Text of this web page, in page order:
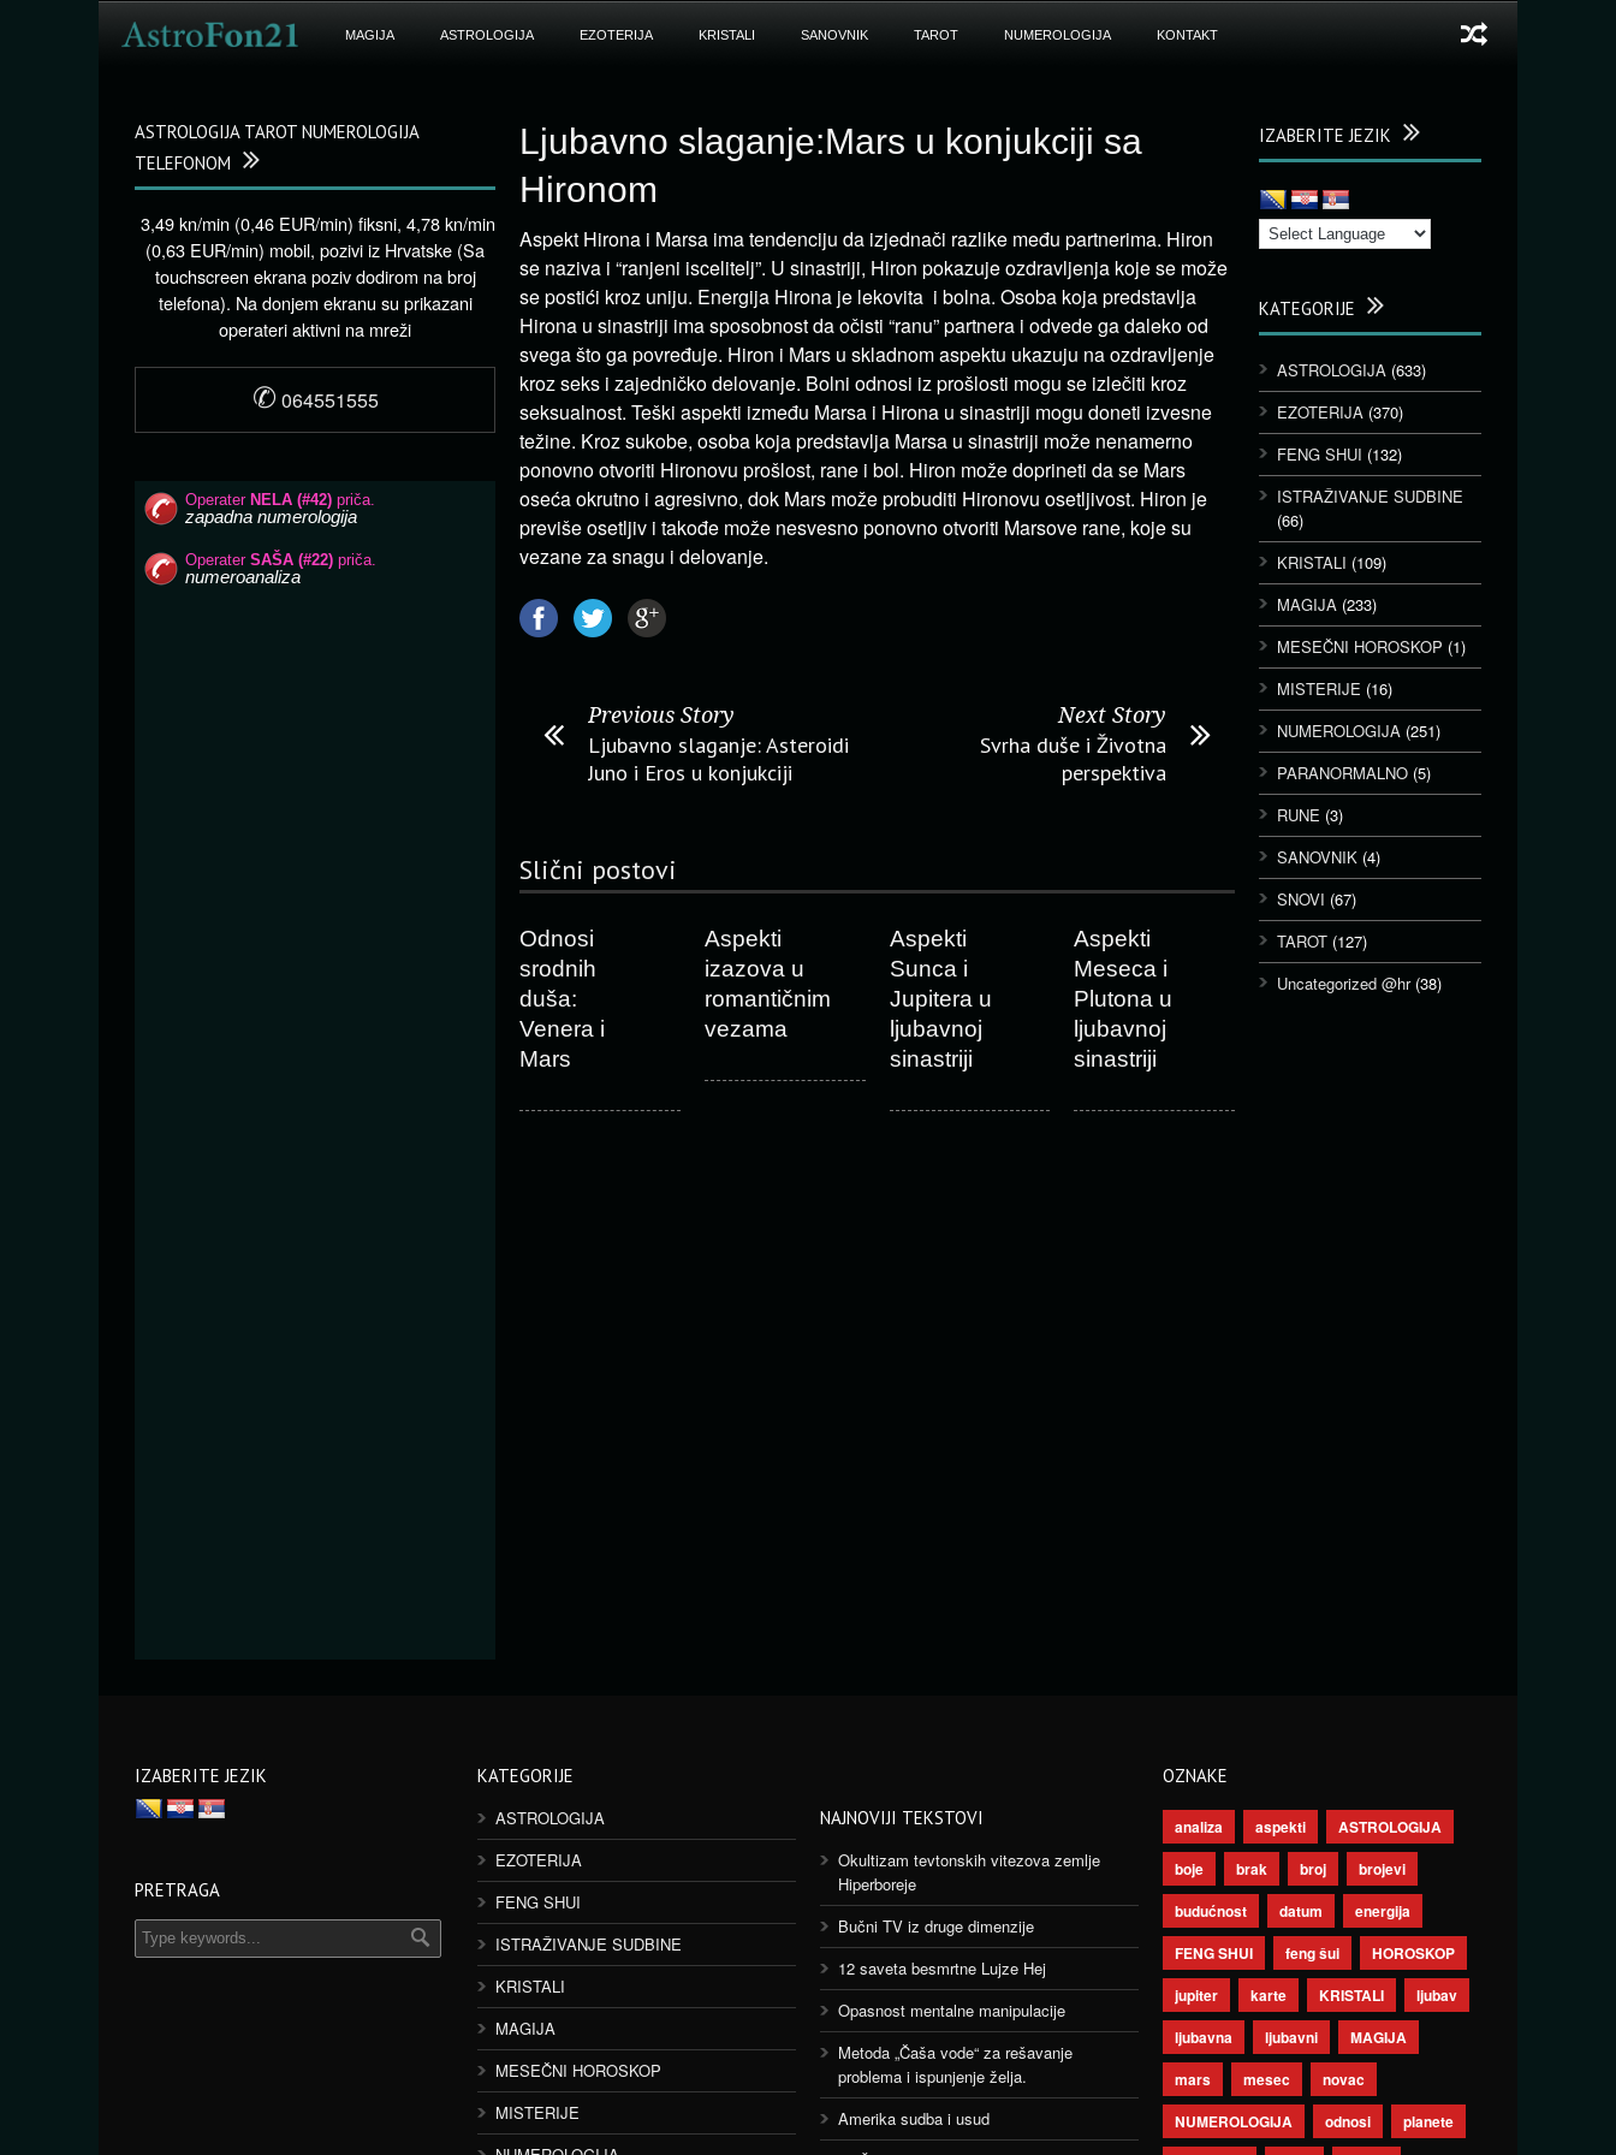
MAGIJA ASTROLOGIJA EZOTERIJA KRISTALI SANOVNIK TAROT NUMEROLOGIJA KONTAKT
Ljubavno slaganje:Mars u konjukciji sa
Hironom
Aspekt Hirona i Marsa ima tendenciju da izjednači razlike među partnerima. Hiron
se naziva i “ranjeni iscelitelj”. U sinastriji, Hiron pokazuje ozdravljenja koje se može
se postići kroz uniju. Energija Hirona je lekovita i bolna. Osoba koja predstavlja
Hirona u sinastriji ima sposobnost da očisti “ranu” partnera i odvede ga daleko od
svega što ga povređuje. Hiron i Mars u skladnom aspektu ukazuju na ozdravljenje
kroz seks i zajedničko delovanje. Bolni odnosi iz prošlosti mogu se izlečiti kroz
seksualnost. Teški aspekti između Marsa i Hirona u sinastriji mogu doneti izvesne
težine. Kroz sukobe, osoba koja predstavlja Marsa u sinastriji može nenamerno
ponovno otvoriti Hironovu prošlost, rane i bol. Hiron može doprineti da se Mars
oseća okrutno i agresivno, dok Mars može probuditi Hironovu osetljivost. Hiron je
previše osetljiv i takođe može nesvesno ponovno otvoriti Marsove rane, koje su
vezane za snagu i delovanje.
Previous Story
Ljubavno slaganje: Asteroidi
Juno i Eros u konjukciji
Next Story
Svrha duše i Životna
perspektiva
Slični postovi
Odnosi
srodnih
duša:
Venera i
Mars
Aspekti
izazova u
romantičnim
vezama
Aspekti
Sunca i
Jupitera u
ljubavnoj
sinastriji
Aspekti
Meseca i
Plutona u
ljubavnoj
sinastriji
IZABERITE JEZIK
KATEGORIJE
ASTROLOGIJA (633)
EZOTERIJA (370)
FENG SHUI (132)
ISTRAŽIVANJE SUDBINE
(66)
KRISTALI (109)
MAGIJA (233)
MESEČNI HOROSKOP (1)
MISTERIJE (16)
NUMEROLOGIJA (251)
PARANORMALNO (5)
RUNE (3)
SANOVNIK (4)
SNOVI (67)
TAROT (127)
Uncategorized @hr(38)
ASTROLOGIJA TAROT NUMEROLOGIJA
TELEFONOM
3,49 kn/min (0,46 EUR/min) fiksni, 4,78 kn/min
(0,63 EUR/min) mobil, pozivi iz Hrvatske (Sa
touchscreen ekrana poziv dodirom na broj
telefona). Na donjem ekranu su prikazani
operateri aktivni na mreži
✆ 064551555
IZABERITE JEZIK
PRETRAGA
KATEGORIJE
ASTROLOGIJA
EZOTERIJA
FENG SHUI
ISTRAŽIVANJE SUDBINE
KRISTALI
MAGIJA
MESEČNI HOROSKOP
MISTERIJE
NAJNOVIJI TEKSTOVI
Okultizam tevtonskih vitezova zemlje
Hiperboreje
Bučni TV iz druge dimenzije
12 saveta besmrtne Lujze Hej
Opasnost mentalne manipulacije
Metoda „Čaša vode“ za rešavanje
problema i ispunjenje želja.
Amerika sudba i usud
OZNAKE
analiza aspekti
ASTROLOGIJA
boje
brak broj
brojevi
budućnost
datum
energija
FENG SHUI
feng šui
HOROSKOP
jupiter
karte KRISTALI
ljubav
ljubavna
ljubavni
MAGIJA
mars
mesec
novac
NUMEROLOGIJA
odnosi
planete